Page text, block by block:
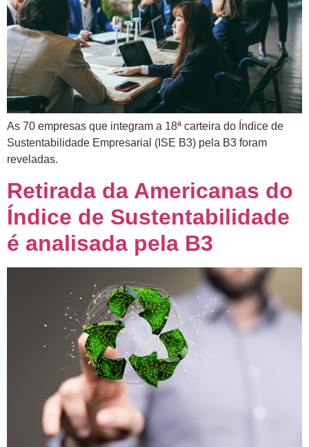
As 70 empresas que integram a 18ª carteira do Índice de
Sustentabilidade Empresarial (ISE B3) pela B3 foram
reveladas.
Retirada da Americanas do
Índice de Sustentabilidade
é analisada pela B3